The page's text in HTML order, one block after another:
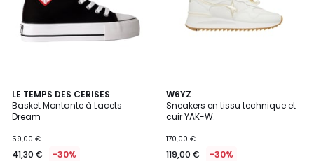
LE TEMPS DES CERISES
Basket Montante à Lacets
Dream
59,00 €
41,30 € -30%
W6YZ
Sneakers en tissu technique et
cuir YAK-W.
170,00 €
119,00 € -30%